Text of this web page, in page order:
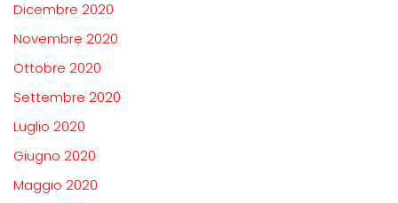
Dicembre 2020
Novembre 2020
Ottobre 2020
Settembre 2020
Luglio 2020
Giugno 2020
Maggio 2020